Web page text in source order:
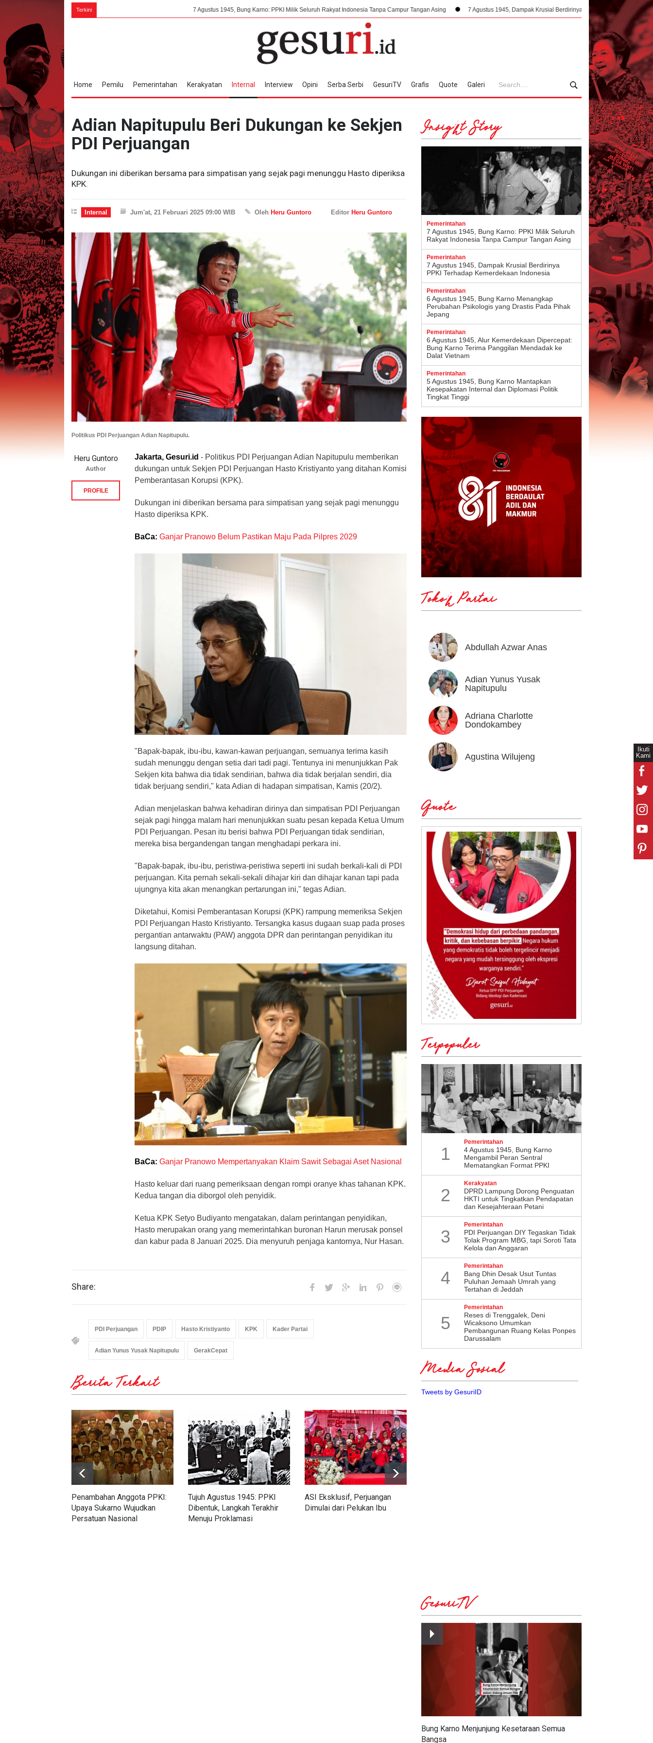
Ikuti
Kami
Terkini 7 Agustus 1945, Bung Karno: PPKI Milik Seluruh Rakyat Indonesia Tanpa Campur Tangan Asing 7 Agustus 1945, Dampak Krusial Berdirinya PPKI Terhadap Kemerdekaan Indonesia
Home Pemilu Pemerintahan Kerakyatan Internal Interview Opini Serba Serbi GesuriTV Grafis Quote Galeri
Adian Napitupulu Beri Dukungan ke Sekjen
PDI Perjuangan
Dukungan ini diberikan bersama para simpatisan yang sejak pagi menunggu Hasto diperiksa
KPK.
Internal Jum'at, 21 Februari 2025 09:00 WIB Oleh Heru Guntoro Editor Heru Guntoro
Politikus PDI Perjuangan Adian Napitupulu.
Jakarta, Gesuri.id - Politikus PDI Perjuangan Adian Napitupulu memberikan
dukungan untuk Sekjen PDI Perjuangan Hasto Kristiyanto yang ditahan Komisi
Pemberantasan Korupsi (KPK).
Dukungan ini diberikan bersama para simpatisan yang sejak pagi menunggu
Hasto diperiksa KPK.
BaCa: Ganjar Pranowo Belum Pastikan Maju Pada Pilpres 2029
"Bapak-bapak, ibu-ibu, kawan-kawan perjuangan, semuanya terima kasih
sudah menunggu dengan setia dari tadi pagi. Tentunya ini menunjukkan Pak
Sekjen kita bahwa dia tidak sendirian, bahwa dia tidak berjalan sendiri, dia
tidak berjuang sendiri," kata Adian di hadapan simpatisan, Kamis (20/2).
Adian menjelaskan bahwa kehadiran dirinya dan simpatisan PDI Perjuangan
sejak pagi hingga malam hari menunjukkan suatu pesan kepada Ketua Umum
PDI Perjuangan. Pesan itu berisi bahwa PDI Perjuangan tidak sendirian,
mereka bisa bergandengan tangan menghadapi perkara ini.
"Bapak-bapak, ibu-ibu, peristiwa-peristiwa seperti ini sudah berkali-kali di PDI
perjuangan. Kita pernah sekali-sekali dihajar kiri dan dihajar kanan tapi pada
ujungnya kita akan menangkan pertarungan ini," tegas Adian.
Diketahui, Komisi Pemberantasan Korupsi (KPK) rampung memeriksa Sekjen
PDI Perjuangan Hasto Kristiyanto. Tersangka kasus dugaan suap pada proses
pergantian antarwaktu (PAW) anggota DPR dan perintangan penyidikan itu
langsung ditahan.
BaCa: Ganjar Pranowo Mempertanyakan Klaim Sawit Sebagai Aset Nasional
Hasto keluar dari ruang pemeriksaan dengan rompi oranye khas tahanan KPK.
Kedua tangan dia diborgol oleh penyidik.
Ketua KPK Setyo Budiyanto mengatakan, dalam perintangan penyidikan,
Hasto merupakan orang yang memerintahkan buronan Harun merusak ponsel
dan kabur pada 8 Januari 2025. Dia menyuruh penjaga kantornya, Nur Hasan.
Heru Guntoro
Author
PROFILE
Share:
PDI Perjuangan PDIP Hasto Kristiyanto KPK Kader Partai
Adian Yunus Yusak Napitupulu GerakCepat
Berita Terkait
Penambahan Anggota PPKI:
Upaya Sukarno Wujudkan
Persatuan Nasional
Tujuh Agustus 1945: PPKI
Dibentuk, Langkah Terakhir
Menuju Proklamasi
ASI Eksklusif, Perjuangan
Dimulai dari Pelukan Ibu
Insight Story
Pemerintahan
7 Agustus 1945, Bung Karno: PPKI Milik Seluruh
Rakyat Indonesia Tanpa Campur Tangan Asing
Pemerintahan
7 Agustus 1945, Dampak Krusial Berdirinya
PPKI Terhadap Kemerdekaan Indonesia
Pemerintahan
6 Agustus 1945, Bung Karno Menangkap
Perubahan Psikologis yang Drastis Pada Pihak
Jepang
Pemerintahan
6 Agustus 1945, Alur Kemerdekaan Dipercepat:
Bung Karno Terima Panggilan Mendadak ke
Dalat Vietnam
Pemerintahan
5 Agustus 1945, Bung Karno Mantapkan
Kesepakatan Internal dan Diplomasi Politik
Tingkat Tinggi
Tokoh Partai
Abdullah Azwar Anas
Adian Yunus Yusak
Napitupulu
Adriana Charlotte
Dondokambey
Agustina Wilujeng Andi
Quote
Terpopuler
1
Pemerintahan
4 Agustus 1945, Bung Karno
Mengambil Peran Sentral
Mematangkan Format PPKI
2
Kerakyatan
DPRD Lampung Dorong Penguatan
HKTI untuk Tingkatkan Pendapatan
dan Kesejahteraan Petani
3
Pemerintahan
PDI Perjuangan DIY Tegaskan Tidak
Tolak Program MBG, tapi Soroti Tata
Kelola dan Anggaran
4
Pemerintahan
Bang Dhin Desak Usut Tuntas
Puluhan Jemaah Umrah yang
Tertahan di Jeddah
5
Pemerintahan
​Reses di Trenggalek, Deni
Wicaksono Umumkan
Pembangunan Ruang Kelas Ponpes
Darussalam
Media Sosial
Tweets by GesuriID
GesuriTV
Bung Karno Menjunjung Kesetaraan Semua
Bangsa